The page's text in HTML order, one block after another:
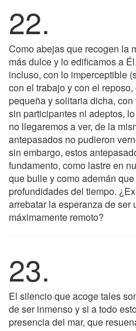
22.
Como abejas que recogen la
más dulce y lo edificamos a
incluso, con lo imperceptible
con el trabajo y con el
pequeña y solitaria dicha,
sin participantes ni adeptos,
no llegaremos a ver, de la
antepasados no pudieron
sin embargo, estos
fundamento, como lastre en
que bulle y como ademán
profundidades del tiempo.
arrebatar la esperanza de ser
máximamente remoto?
23.
El silencio que acoge tales
de ser inmenso y si a todo
presencia del mar, que